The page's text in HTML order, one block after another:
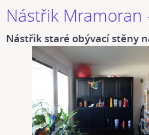
Nástřik Mramoran
Nástřik staré obývací stěny